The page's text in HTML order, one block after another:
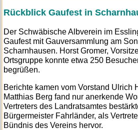
Rückblick Gaufest in
Der Schwäbische Albverein im
Gaufest mit Gauversammlung am
Scharnhausen. Horst Gromer,
Ortsgruppe konnte etwa 250
begrüßen.
Berichte kamen vom Vorstand Ulrich
Matthias Berg fand nur anerkende
Vertreters des Landratsamtes
Bürgermeister Fahrländer, als
Bündnis des Vereins hervor.